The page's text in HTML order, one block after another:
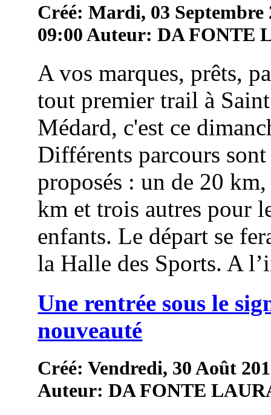
Créé: Mardi, 03 Septembre
09:00Auteur: DA FONTE
A vos marques, prêts,
tout premier trail à Saint
Médard, c'est ce
Différents parcours sont
proposés : un de 20
km et trois autres pour
enfants. Le départ se
la Halle des Sports. A
Une rentrée sous le
nouveauté
Créé: Vendredi, 30 Août
Auteur: DA FONTE